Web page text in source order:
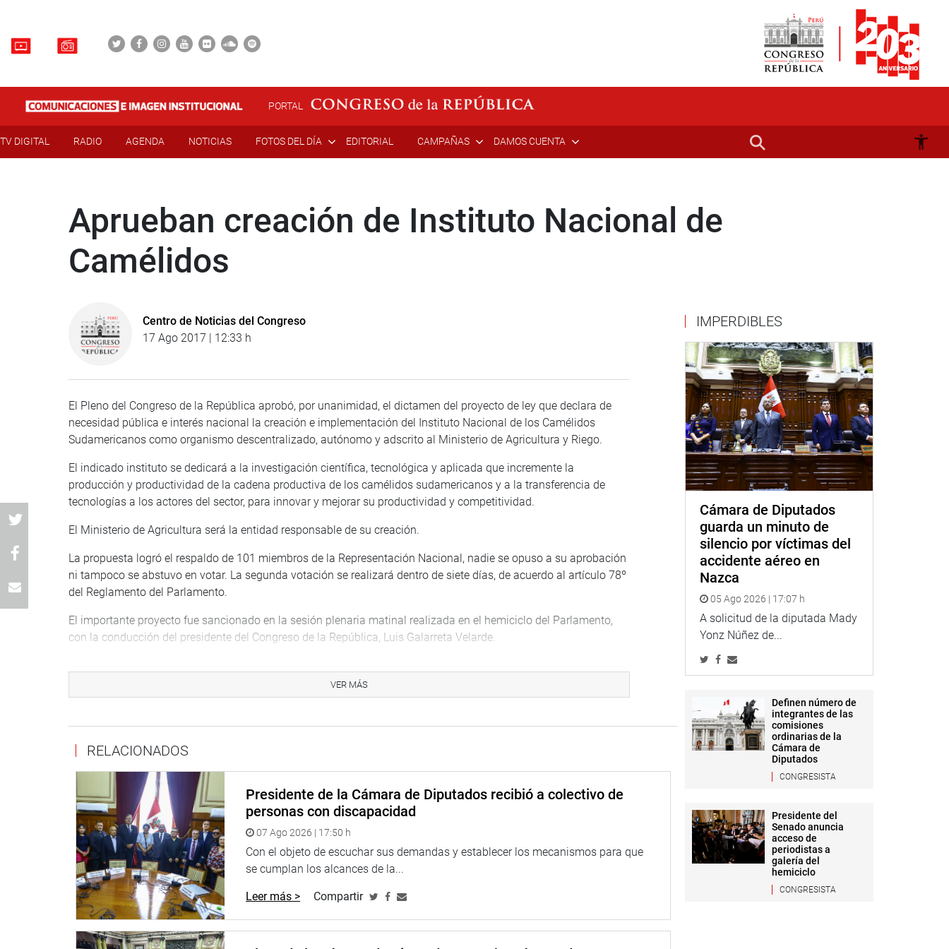
PORTAL
TV DIGITAL RADIO AGENDA NOTICIAS FOTOS DEL DÍA EDITORIAL CAMPAÑAS DAMOS CUENTA
Aprueban creación de Instituto Nacional de
Camélidos
Centro de Noticias del Congreso
17 Ago 2017 | 12:33 h
El Pleno del Congreso de la República aprobó, por unanimidad, el dictamen del proyecto de ley que declara de
necesidad pública e interés nacional la creación e implementación del Instituto Nacional de los Camélidos
Sudamericanos como organismo descentralizado, autónomo y adscrito al Ministerio de Agricultura y Riego.
El indicado instituto se dedicará a la investigación científica, tecnológica y aplicada que incremente la
producción y productividad de la cadena productiva de los camélidos sudamericanos y a la transferencia de
tecnologías a los actores del sector, para innovar y mejorar su productividad y competitividad.
El Ministerio de Agricultura será la entidad responsable de su creación.
La propuesta logró el respaldo de 101 miembros de la Representación Nacional, nadie se opuso a su aprobación
ni tampoco se abstuvo en votar. La segunda votación se realizará dentro de siete días, de acuerdo al artículo 78º
del Reglamento del Parlamento.
El importante proyecto fue sancionado en la sesión plenaria matinal realizada en el hemiciclo del Parlamento,
con la conducción del presidente del Congreso de la República, Luis Galarreta Velarde.
institucionalidad de ese sector para el cuidado de estos animales, cuya fibra de lana es reconocida a nivel
mundial. Anotó que para lograr su progreso y desarrollo es necesario adoptar medidas de preservación de los
Subrayó que el Ministerio de Agricultura deberá planificar todo lo relacionado a la crianza de los camélidos, su
protección e industrialización de la fibra de lana que producen, bajo el cuidado de más de un millón y medio de
campesinos peruanos.
Por su parte Horacio Zeballos (No-a) dijo que la existencia de la llama, vicuña, alpaca y huanaco es una
bendición de la naturaleza; sin embargo, han sido mal cuidados a través del tiempo. Consideró que se tiene que
realizar una adecuada estrategia para el desarrollo de la crianza de los camélidos sudamericanos.
Dijo que hay gran cantidad de vicuñas y alpacas en el territorio nacional que requieren del cuidado de todos,
porque es una riqueza propia del país. Señaló que para ello se requiere de la participación de las instituciones
involucrados en la crianza de estos anímales domésticos, cuya lana es reconocida mundialmente.
VER MÁS
RELACIONADOS
Presidente de la Cámara de Diputados recibió a colectivo de
personas con discapacidad
07 Ago 2026 | 17:50 h
Con el objeto de escuchar sus demandas y establecer los mecanismos para que
se cumplan los alcances de la...
Leer más > Compartir
IMPERDIBLES
Cámara de Diputados
guarda un minuto de
silencio por víctimas del
accidente aéreo en
Nazca
05 Ago 2026 | 17:07 h
A solicitud de la diputada Mady
Yonz Núñez de...
Definen número de
integrantes de las
comisiones
ordinarias de la
Cámara de
Diputados
CONGRESISTA
Presidente del
Senado anuncia
acceso de
periodistas a
galería del
hemiciclo
CONGRESISTA